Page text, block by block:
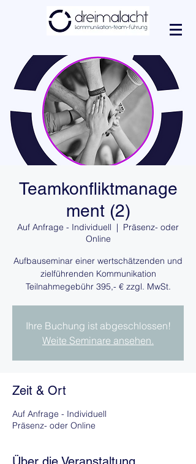
Teamkonfliktmanage
ment (2)
Auf Anfrage - Individuell
  |
Präsenz- oder
Online
Aufbauseminar einer wertschätzenden und
zielführenden Kommunikation
Teilnahmegebühr 395,- € zzgl. MwSt.
Ihre Buchung ist abgeschlossen!
Weite Seminare ansehen.
Zeit & Ort
Auf Anfrage - Individuell
Präsenz- oder Online